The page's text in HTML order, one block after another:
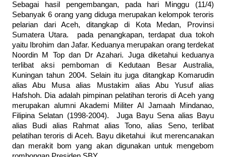
Sebagai hasil pengembangan, pada hari Minggu (11/4)
Sebanyak 6 orang yang diduga merupakan kelompok teroris
pelarian dari Aceh, ditangkap di Kota Medan, Provinsi
Sumatera Utara. pada penangkapan, terdapat dua tokoh
yaitu Ibrohim dan Jafar. Keduanya merupakan orang terdekat
Noordin M Top dan Dr Azahari. Juga diketahui keduanya
terlibat aksi pemboman di Kedutaan Besar Australia,
Kuningan tahun 2004. Selain itu juga ditangkap Komarudin
alias Abu Musa alias Mustakim alias Abu Yusuf alias
Hafshoh. Dia adalah pimpinan pelatihan teroris di Aceh yang
merupakan alumni Akademi Militer Al Jamaah Mindanao,
Filipina Selatan (1998-2004). Juga Bayu Sena alias Bayu
alias Budi alias Rahmat alias Tono, alias Seno, terlibat
pelatihan teroris di Aceh. Bayu diketahui ikut merencanakan
dan merakit bom yang akan digunakan untuk mengebom